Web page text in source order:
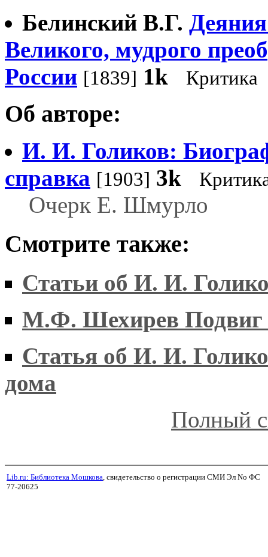
Белинский В.Г.
Великого, мудрого
России [1839] 1k Критика
Об авторе:
И. И. Голиков:
справка [1903] 3k
Очерк Е. Шмурло
Смотрите также:
Статьи об И. И.
М.Ф. Шехирев Подвиг
Статья об И. И.
дома
Полный
Lib.ru: Библиотека Мошкова , свидетельство о регистрации СМИ Эл No ФС
77-20625